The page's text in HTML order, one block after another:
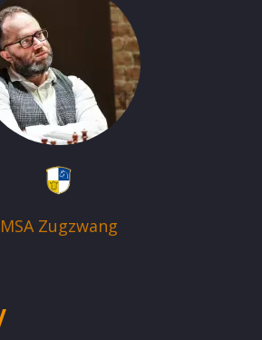
MSA Zugzwang